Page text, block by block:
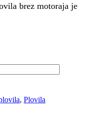
brez motoraja je
, Plovila